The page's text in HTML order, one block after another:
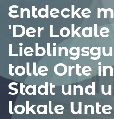
Entdecke
'Der Lokale
tolle Orte
Stadt und
lokale